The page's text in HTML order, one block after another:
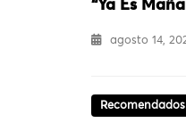
“Ya Es
agosto 14,
Recomendados